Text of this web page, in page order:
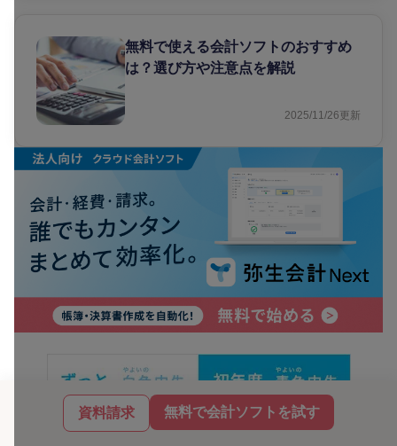
資料請求 無料で会計ソフトを試す
無料で使える会計ソフトのおすすめ
は？選び方や注意点を解説
2025/11/26更新